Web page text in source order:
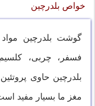
خواص بلدرچین
گوشت بلدرچین مواد
فسفر، چربی،
بلدرچین حاوی
مغز ما بسیار مفید